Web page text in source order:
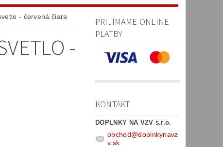
- červená čiara
-
PRIJÍMAME ONLINE
PLATBY
KONTAKT
DOPLNKY NA VZV s.r.o.
obchod@doplnkynavz
v.sk